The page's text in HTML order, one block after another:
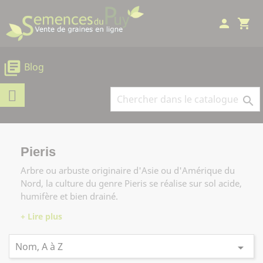
Panneau de gestion des cookies
shopping_cart
person
library_books Blog

Pieris
Arbre ou arbuste originaire d'Asie ou d'Amérique du
Nord, la culture du genre Pieris se réalise sur sol acide,
humifère et bien drainé.
Nom, A à Z 